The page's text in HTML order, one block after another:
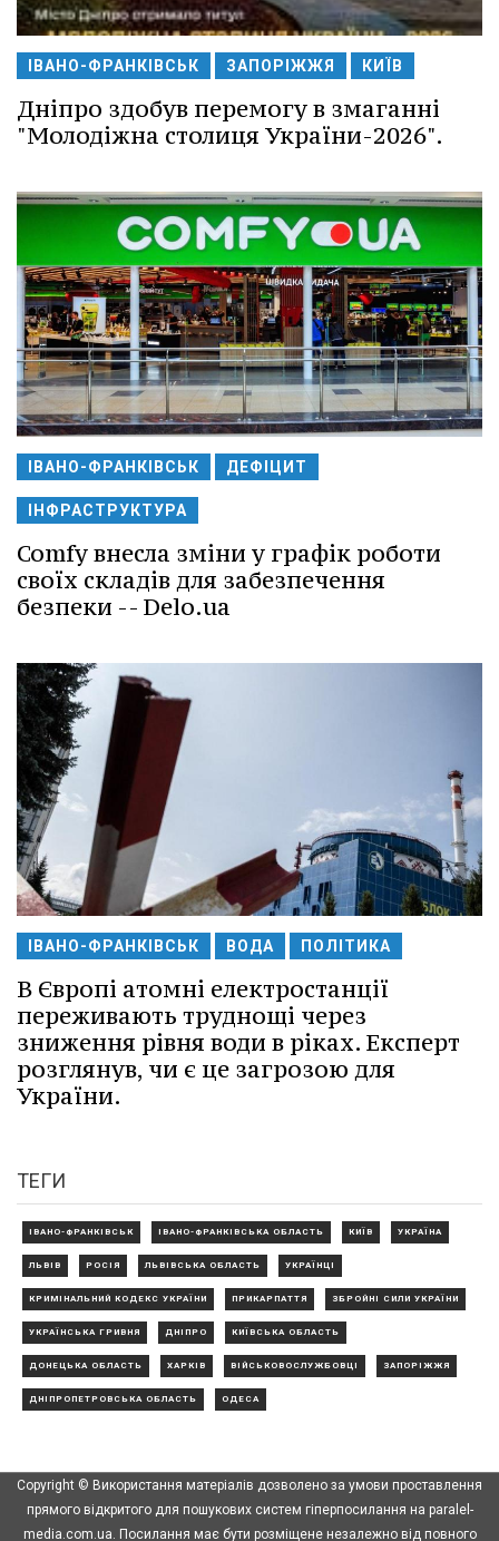
ІВАНО-ФРАНКІВСЬК ЗАПОРІЖЖЯ КИЇВ
Дніпро здобув перемогу в змаганні
"Молодіжна столиця України-2026".
ІВАНО-ФРАНКІВСЬК ДЕФІЦИТ
ІНФРАСТРУКТУРА
Comfy внесла зміни у графік роботи
своїх складів для забезпечення
безпеки -- Delo.ua
ІВАНО-ФРАНКІВСЬК ВОДА ПОЛІТИКА
В Європі атомні електростанції
переживають труднощі через
зниження рівня води в ріках. Експерт
розглянув, чи є це загрозою для
України.
ТЕГИ
ІВАНО-ФРАНКІВСЬК ІВАНО-ФРАНКІВСЬКА ОБЛАСТЬ КИЇВ УКРАЇНА
ЛЬВІВ РОСІЯ ЛЬВІВСЬКА ОБЛАСТЬ УКРАЇНЦІ
КРИМІНАЛЬНИЙ КОДЕКС УКРАЇНИ ПРИКАРПАТТЯ ЗБРОЙНІ СИЛИ УКРАЇНИ
УКРАЇНСЬКА ГРИВНЯ ДНІПРО КИЇВСЬКА ОБЛАСТЬ
ДОНЕЦЬКА ОБЛАСТЬ ХАРКІВ ВІЙСЬКОВОСЛУЖБОВЦІ ЗАПОРІЖЖЯ
ДНІПРОПЕТРОВСЬКА ОБЛАСТЬ ОДЕСА
Copyright © Використання матеріалів дозволено за умови проставлення
прямого відкритого для пошукових систем гіперпосилання на paralel-
media.com.ua. Посилання має бути розміщене незалежно від повного